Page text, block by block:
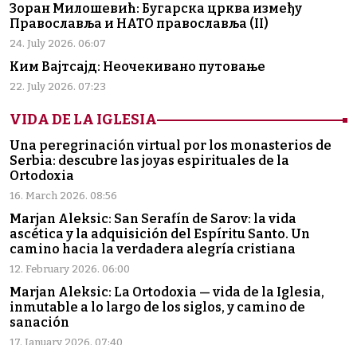
Зоран Милошевић: Бугарска црква између
Православља и НАТО православља (II)
24. July 2026. 06:07
Ким Вајтсајд: Неочекивано путовање
22. July 2026. 07:23
VIDA DE LA IGLESIA
Una peregrinación virtual por los monasterios de
Serbia: descubre las joyas espirituales de la
Ortodoxia
16. March 2026. 08:56
Marjan Aleksic: San Serafín de Sarov: la vida
ascética y la adquisición del Espíritu Santo. Un
camino hacia la verdadera alegría cristiana
12. February 2026. 06:00
Marjan Aleksic: La Ortodoxia — vida de la Iglesia,
inmutable a lo largo de los siglos, y camino de
sanación
17. January 2026. 07:40